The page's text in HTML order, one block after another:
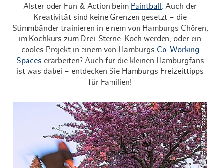
Alster oder Fun & Action beim Paintball
. Auch der
Kreativität sind keine Grenzen gesetzt – die
Stimmbänder trainieren in einem von Hamburgs Chören,
im Kochkurs zum Drei-Sterne-Koch werden, oder ein
cooles Projekt in einem von Hamburgs Co-Working
Spaces erarbeiten? Auch für die kleinen Hamburgfans
ist was dabei – entdecken Sie Hamburgs Freizeittipps
für Familien!
© Matthias Pens Fotografie